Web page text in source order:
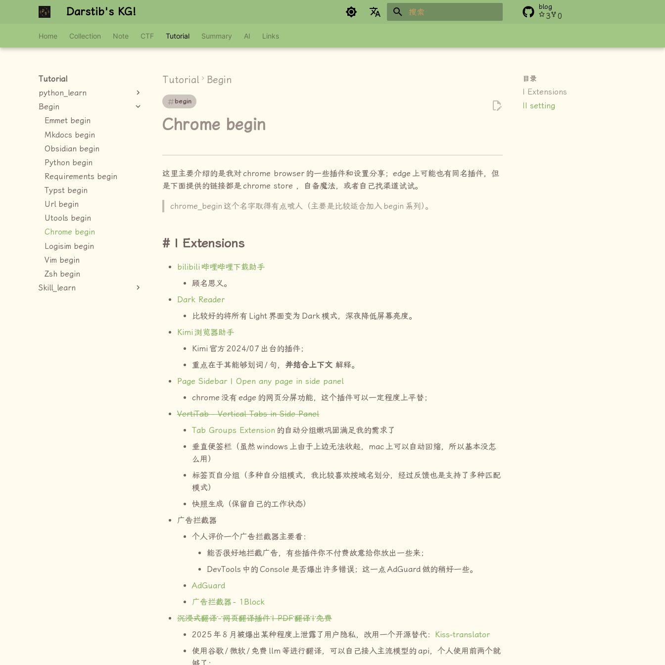
Darstib's KG! blog
3 0
Home Collection Note CTF Tutorial Summary AI Links
Tutorial
python_learn
Begin
Emmet begin
Mkdocs begin
Obsidian begin
Python begin
Requirements begin
Typst begin
Url begin
Utools begin
Chrome begin
Logisim begin
Vim begin
Zsh begin
Skill_learn
目录
I Extensions
II setting
Tutorial Begin
begin
Chrome begin
这里主要介绍的是我对chrome browser 的一些插件和设置分享； edge 上可能也有同名插件，但
是下面提供的链接都是chrome store ，自备魔法，或者自己找渠道试试。
chrome_begin 这个名字取得有点唬人（主要是比较适合加入 begin 系列）
。
I Extensions
bilibili 哔哩哔哩下载助手
顾名思义。
Dark Reader
比较好的将所有 Light 界面变为 Dark模式，深夜降低屏幕亮度。
Kimi 浏览器助手
Kimi 官方 2024/07 出台的插件；
重点在于其能够划词 / 句， 并结合上下文 解释。
Page Sidebar | Open any page in side panel
chrome 没有 edge 的网页分屏功能，这个插件可以一定程度上平替；
VertiTab - Vertical Tabs in Side Panel
Tab Groups Extension 的自动分组嫩巩固满足我的需求了
垂直便签栏（虽然 windows 上由于上边无法收起， mac 上可以自动回缩，所以基本没怎
么用）
标签页自分组（多种自分组模式，我比较喜欢按域名划分，经过反馈也是支持了多种匹配
模式）
快照生成（保留自己的工作状态）
广告拦截器
个人评价一个广告拦截器主要看：
能否很好地拦截广告，有些插件你不付费故意给你放出一些来；
DevTools 中的 Console 是否爆出许多错误；这一点 AdGuard做的稍好一些。
AdGuard
广告拦截器 - 1Block
沉浸式翻译-网页翻译插件| PDF翻译|免费
2025 年 8 月被爆出某种程度上泄露了用户隐私，改用一个开源替代： Kiss-translator
使用谷歌 / 微软 / 免费 llm 等进行翻译，可以自己接入主流模型的 api，个人使用前两个就